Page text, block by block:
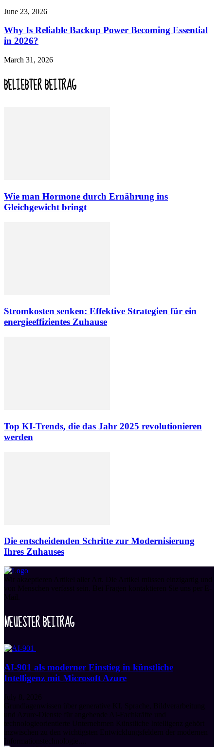
June 23, 2026
Why Is Reliable Backup Power Becoming Essential
in 2026?
March 31, 2026
BELIEBTER BEITRAG
Wie man Hormone durch Ernährung ins
Gleichgewicht bringt
Stromkosten senken: Effektive Strategien für ein
energieeffizientes Zuhause
Top KI-Trends, die das Jahr 2025 revolutionieren
werden
Die entscheidenden Schritte zur Modernisierung
Ihres Zuhauses
Wir akzeptieren Artikel aller Art. Die Artikel müssen einzigartig und
von Menschen verfasst sein. Bei Fragen kontaktieren Sie uns per E-
Mail.
NEUESTER BEITRAG
AI-901 als moderner Einstieg in künstliche
Intelligenz mit Microsoft Azure
July 8, 2026
Grundlagenwissen über generative KI, Sprache, Bildverarbeitung
und Azure-Dienste für angehende AI-Fachkräfte und
technologieorientierte Unternehmen Künstliche Intelligenz gehört
inzwischen zu den wichtigsten Entwicklungsfeldern der modernen
Informationstechnologie....